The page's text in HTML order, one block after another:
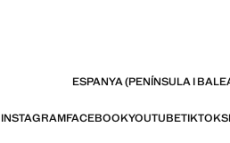
ESPANYA (PENÍNSULA I
INSTAGRAMFACEBOOKYOUTUBETIKTOK